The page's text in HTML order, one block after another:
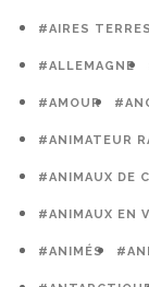
#AIRES
#ALLEMAGNE
#AMOUR
#ANIMATEUR
#ANIMAUX DE
#ANIMAUX EN
#ANIMÉS